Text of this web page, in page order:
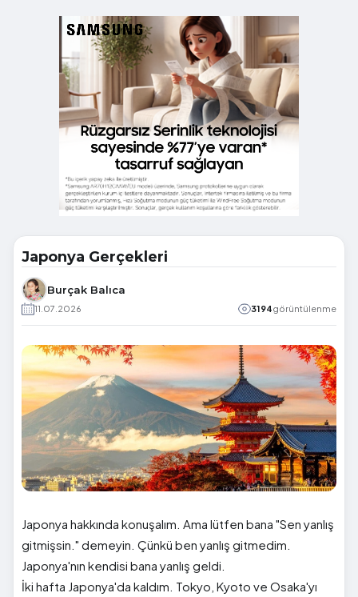
Japonya Gerçekleri
Burçak Balıca
11.07.2026 3194görüntülenme
Japonya hakkında konuşalım. Ama lütfen bana "Sen yanlış
gitmişsin." demeyin. Çünkü ben yanlış gitmedim.
Japonya'nın kendisi bana yanlış geldi.
İki hafta Japonya'da kaldım. Tokyo, Kyoto ve Osaka'yı